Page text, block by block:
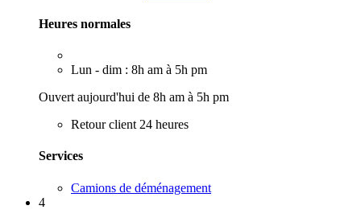
Heures normales
Lun - dim : 8h am à 5h pm
Ouvert aujourd'hui de 8h am à 5h pm
Retour client 24 heures
Services
Camions de déménagement
4